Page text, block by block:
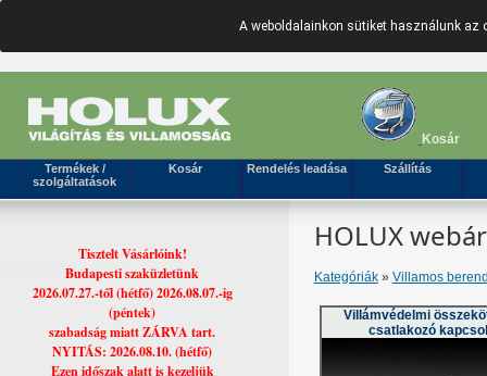
A weboldalainkon sütiket használunk
Kosár
Termékek /
szolgáltatások
Kosár Rendelés leadása Szállítás
HOLUX
Kategóriák» Villamos
Villámvédelmi
csatlakozó
Tisztelt Vásárlóink!
Budapesti szaküzletünk
2026.07.27.-től (hétfő) 2026.08.07.-ig
(péntek)
szabadság miatt ZÁRVA tart.
NYITÁS: 2026.08.10. (hétfő)
Ezen időszak alatt is kezeljük